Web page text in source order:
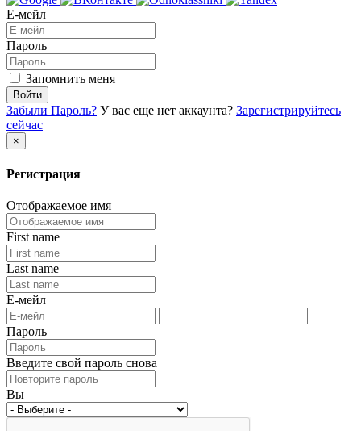
Е-мейл
Пароль
Запомнить меня
Войти
Забыли Пароль? У вас еще нет аккаунта? Зарегистрируйтесь
сейчас
×
Регистрация
Отображаемое имя
First name
Last name
Е-мейл
Пароль
Введите свой пароль снова
Вы